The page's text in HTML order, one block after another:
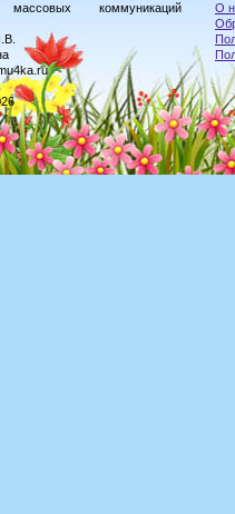
коммуникаций
О